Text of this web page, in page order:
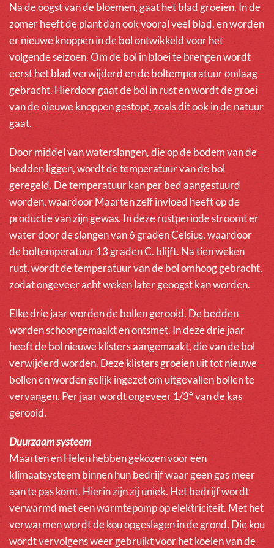
Na de oogst van de bloemen, gaat het blad groeien. In de
zomer heeft de plant dan ook vooral veel blad, en worden
er nieuwe knoppen in de bol ontwikkeld voor het
volgende seizoen. Om de bol in bloei te brengen wordt
eerst het blad verwijderd en de boltemperatuur omlaag
gebracht. Hierdoor gaat de bol in rust en wordt de groei
van de nieuwe knoppen gestopt, zoals dit ook in de natuur
gaat.
Door middel van waterslangen, die op de bodem van de
bedden liggen, wordt de temperatuur van de bol
geregeld. De temperatuur kan per bed aangestuurd
worden, waardoor Maarten zelf invloed heeft op de
productie van zijn gewas. In deze rustperiode stroomt er
water door de slangen van 6 graden Celsius, waardoor
de boltemperatuur 13 graden C. blijft. Na tien weken
rust, wordt de temperatuur van de bol omhoog gebracht,
zodat ongeveer acht weken later geoogst kan worden.
Elke drie jaar worden de bollen gerooid. De bedden
worden schoongemaakt en ontsmet. In deze drie jaar
heeft de bol nieuwe klisters aangemaakt, die van de bol
verwijderd worden. Deze klisters groeien uit tot nieuwe
bollen en worden gelijk ingezet om uitgevallen bollen te
vervangen. Per jaar wordt ongeveer 1/3evan de kas
gerooid.
Duurzaam systeem
Maarten en Helen hebben gekozen voor een
klimaatsysteem binnen hun bedrijf waar geen gas meer
aan te pas komt. Hierin zijn zij uniek. Het bedrijf wordt
verwarmd met een warmtepomp op elektriciteit. Met het
verwarmen wordt de kou opgeslagen in de grond. Die kou
wordt vervolgens weer gebruikt voor het koelen van de